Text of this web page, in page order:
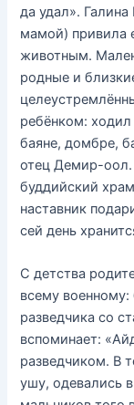
да удал».
мамой) привила
животным.
родные и
ребёнком:
баяне, домбре,
отец Демир-оол.
буддийский
наставник
сей день
С детства
всему
разведчика со
вспоминает:
разведчиком. В
ушу, одевались